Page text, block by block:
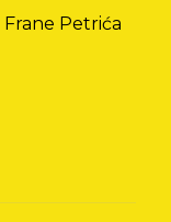
Frane Petrića